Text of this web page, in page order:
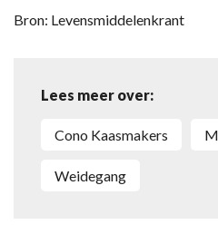
Bron: Levensmiddelenkrant
Lees meer over:
Cono Kaasmakers
weidegang